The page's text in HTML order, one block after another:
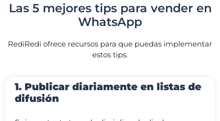
Las 5 mejores tips para vender en
WhatsApp
RediRedi ofrece recursos para que puedas implementar
estos tips.
1. Publicar diariamente en listas de
difusión